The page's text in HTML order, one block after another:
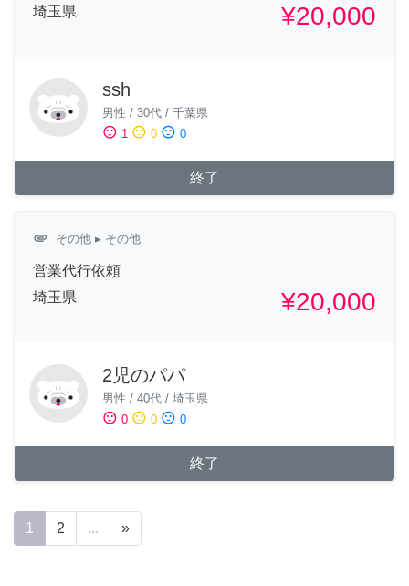
埼玉県
¥20,000
ssh
男性 / 30代 / 千葉県
sentiment_satisfied 1 sentiment_neutral 0 sentiment_dissatisfied 0
終了
attachment その他 ▸ その他
営業代行依頼
埼玉県
¥20,000
2児のパパ
男性 / 40代 / 埼玉県
sentiment_satisfied 0 sentiment_neutral 0 sentiment_dissatisfied 0
終了
1 2 ... »